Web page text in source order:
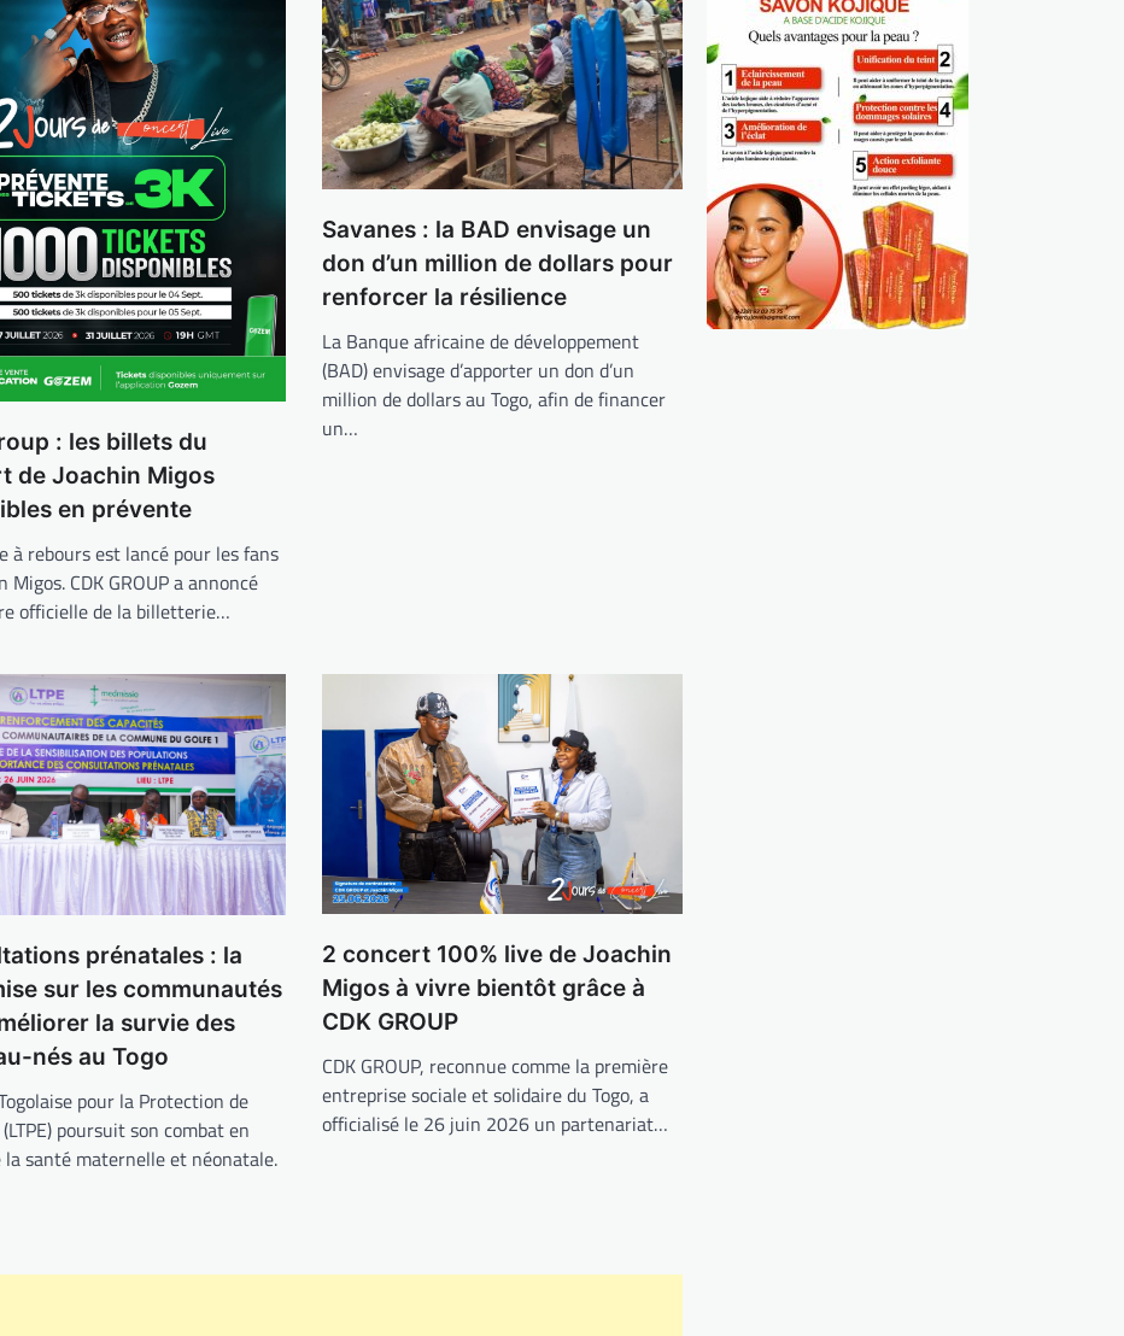
: les billets du
de Joachin Migos
en prévente
à rebours est lancé pour les fans
Migos. CDK GROUP a annoncé
officielle de la billetterie…
Savanes : la BAD envisage un
don d’un million de dollars pour
renforcer la résilience
La Banque africaine de développement
(BAD) envisage d’apporter un don d’un
million de dollars au Togo, afin de financer
un…
prénatales : la
sur les communautés
la survie des
nés au Togo
pour la Protection de
(LTPE) poursuit son combat en
la santé maternelle et néonatale.
2 concert 100% live de Joachin
Migos à vivre bientôt grâce à
CDK GROUP
CDK GROUP, reconnue comme la première
entreprise sociale et solidaire du Togo, a
officialisé le 26 juin 2026 un partenariat…